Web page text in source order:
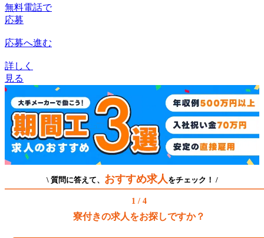
無料電話で
応募
応募へ進む
詳しく
見る
\ 質問に答えて、 おすすめ求人 をチェック！ /
1 / 4
寮付きの求人をお探しですか？